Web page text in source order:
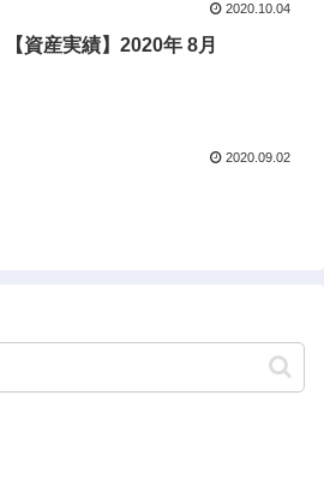
2020.10.04
【資産実績】2020年 8月
2020.09.02